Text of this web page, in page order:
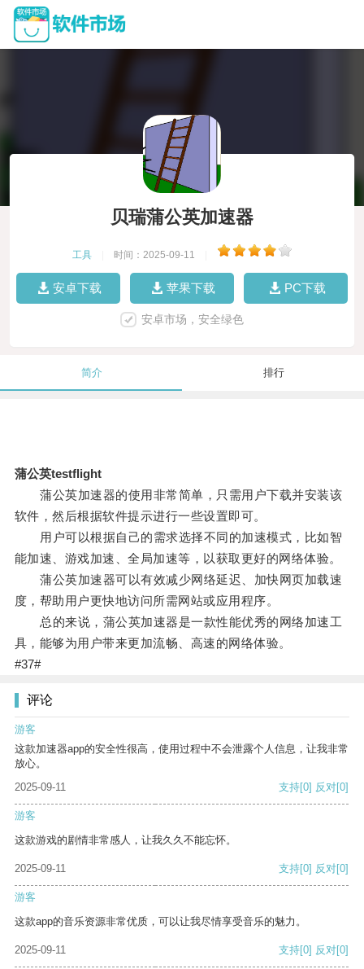
贝瑞蒲公英加速器
工具 时间：2025-09-11
安卓下载 苹果下载 PC下载
安卓市场，安全绿色
简介 排行
蒲公英testflight
蒲公英加速器的使用非常简单，只需用户下载并安装该
软件，然后根据软件提示进行一些设置即可。
用户可以根据自己的需求选择不同的加速模式，比如智
能加速、游戏加速、全局加速等，以获取更好的网络体验。
蒲公英加速器可以有效减少网络延迟、加快网页加载速
度，帮助用户更快地访问所需网站或应用程序。
总的来说，蒲公英加速器是一款性能优秀的网络加速工
具，能够为用户带来更加流畅、高速的网络体验。
#37#
评论
游客
这款加速器app的安全性很高，使用过程中不会泄露个人信息，让我非常
放心。
2025-09-11
支持[0] 反对[0]
游客
这款游戏的剧情非常感人，让我久久不能忘怀。
2025-09-11 支持[0] 反对[0]
游客
这款app的音乐资源非常优质，可以让我尽情享受音乐的魅力。
2025-09-11 支持[0] 反对[0]